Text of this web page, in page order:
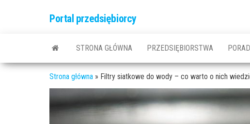
Portal przedsiębiorcy
STRONA GŁÓWNA PRZEDSIĘBIORSTWA
Strona główna » Filtry siatkowe do wody – co warto o nich